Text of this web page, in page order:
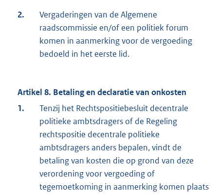
2.
Vergaderingen van de Algemene
raadscommissie en/of een politiek forum
komen in aanmerking voor de vergoeding
bedoeld in het eerste lid.
Artikel 8. Betaling en declaratie van onkosten
1.
Tenzij het Rechtspositiebesluit decentrale
politieke ambtsdragers of de Regeling
rechtspositie decentrale politieke
ambtsdragers anders bepalen, vindt de
betaling van kosten die op grond van deze
verordening voor vergoeding of
tegemoetkoming in aanmerking komen plaats